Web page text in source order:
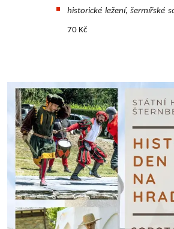
historické ležení, šermířské
70 Kč